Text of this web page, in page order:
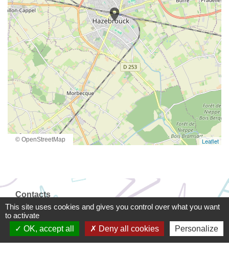
location_on
Leaflet
© OpenStreetMap
Contacts
Territoire d'Energie Flandre
Bureaux du TE Flandre - 30 rue Louis Warein
59190 Hazebrouck - FRANCE
This site uses cookies and gives you control over what you want
to activate
OK, accept all
Deny all cookies Personalize